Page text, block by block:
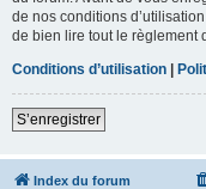
de nos conditions
de bien lire tout le règlement
Conditions d’utilisation |
S’enregistrer
Index du forum